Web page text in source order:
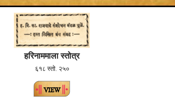
हरिनाममाला स्तोत्र
६१८ स्तो. २५०